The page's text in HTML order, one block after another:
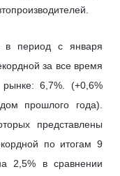
в период с января
за все время
рынке: 6,7%. (+0,6%
прошлого года).
представлены
по итогам 9
2,5% в сравнении